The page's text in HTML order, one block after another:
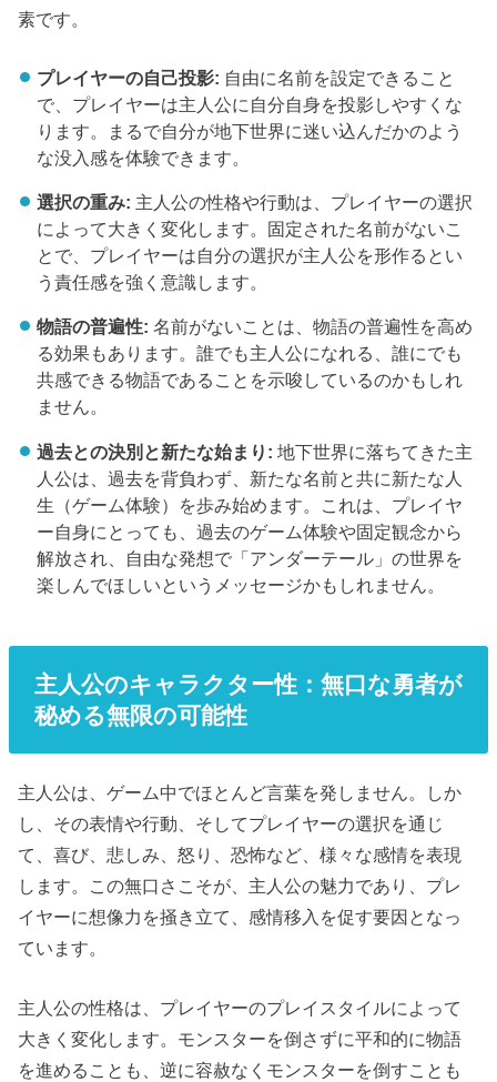
素です。
プレイヤーの自己投影: 自由に名前を設定できること
で、プレイヤーは主人公に自分自身を投影しやすくな
ります。まるで自分が地下世界に迷い込んだかのよう
な没入感を体験できます。
選択の重み: 主人公の性格や行動は、プレイヤーの選択
によって大きく変化します。固定された名前がないこ
とで、プレイヤーは自分の選択が主人公を形作るとい
う責任感を強く意識します。
物語の普遍性: 名前がないことは、物語の普遍性を高め
る効果もあります。誰でも主人公になれる、誰にでも
共感できる物語であることを示唆しているのかもしれ
ません。
過去との決別と新たな始まり: 地下世界に落ちてきた主
人公は、過去を背負わず、新たな名前と共に新たな人
生（ゲーム体験）を歩み始めます。これは、プレイヤ
ー自身にとっても、過去のゲーム体験や固定観念から
解放され、自由な発想で「アンダーテール」の世界を
楽しんでほしいというメッセージかもしれません。
主人公のキャラクター性：無口な勇者が
秘める無限の可能性
主人公は、ゲーム中でほとんど言葉を発しません。しか
し、その表情や行動、そしてプレイヤーの選択を通じ
て、喜び、悲しみ、怒り、恐怖など、様々な感情を表現
します。この無口さこそが、主人公の魅力であり、プレ
イヤーに想像力を掻き立て、感情移入を促す要因となっ
ています。
主人公の性格は、プレイヤーのプレイスタイルによって
大きく変化します。モンスターを倒さずに平和的に物語
を進めることも、逆に容赦なくモンスターを倒すことも